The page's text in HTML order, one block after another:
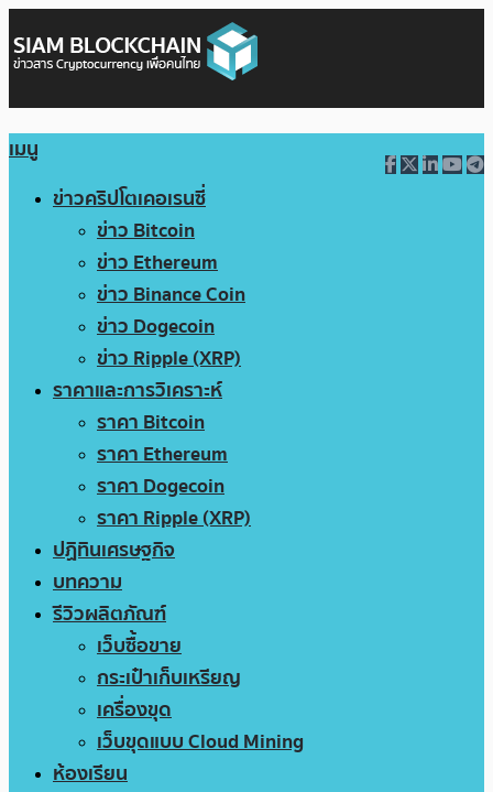
เมนู
ข่าวคริปโตเคอเรนซี่
ข่าว Bitcoin
ข่าว Ethereum
ข่าว Binance Coin
ข่าว Dogecoin
ข่าว Ripple (XRP)
ราคาและการวิเคราะห์
ราคา Bitcoin
ราคา Ethereum
ราคา Dogecoin
ราคา Ripple (XRP)
ปฏิทินเศรษฐกิจ
บทความ
รีวิวผลิตภัณฑ์
เว็บซื้อขาย
กระเป๋าเก็บเหรียญ
เครื่องขุด
เว็บขุดแบบ Cloud Mining
ห้องเรียน